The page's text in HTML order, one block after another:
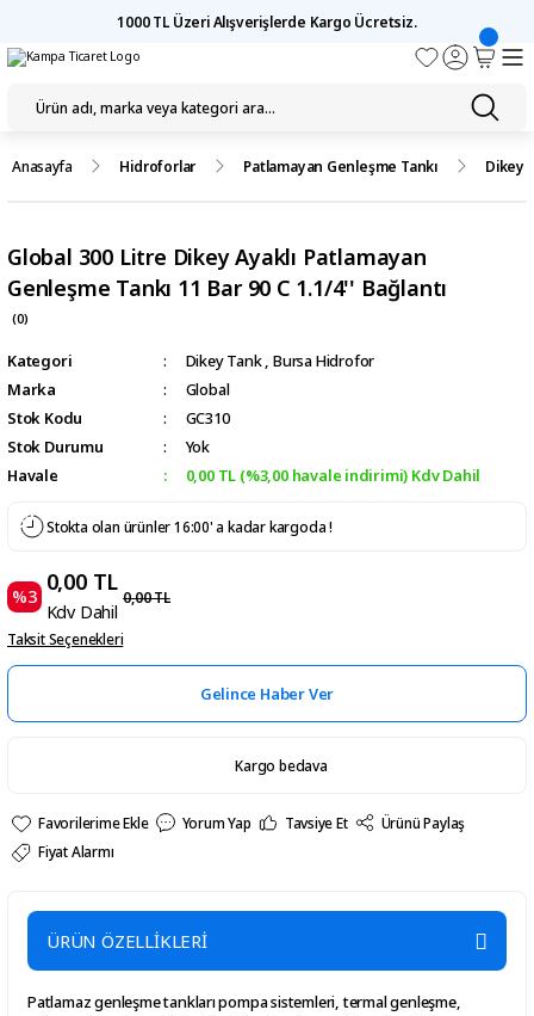
1000 TL Üzeri Alışverişlerde Kargo Ücretsiz.
Anasayfa Hidroforlar Patlamayan Genleşme Tankı Dikey
Global 300 Litre Dikey Ayaklı Patlamayan
Genleşme Tankı 11 Bar 90 C 1.1/4'' Bağlantı
(0)
Kategori Dikey Tank, Bursa Hidrofor
Marka
Global
Stok Kodu
GC310
Stok Durumu
Yok
Havale
0,00 TL (%3,00 havale indirimi) Kdv Dahil
Stokta olan ürünler 16:00' a kadar kargoda !
%3
0,00 TL
Kdv Dahil
0,00 TL
Taksit Seçenekleri
Gelince Haber Ver
Kargo bedava
Yorum Yap Tavsiye Et
Ürünü Paylaş
Fiyat Alarmı
ÜRÜN ÖZELLİKLERİ
Patlamaz genleşme tankları pompa sistemleri, termal genleşme,